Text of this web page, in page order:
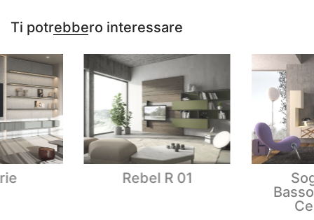
Ti potrebbero interessare
Rebel R 01